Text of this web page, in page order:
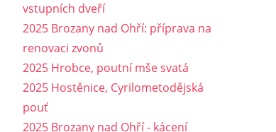
vstupních dveří
2025 Brozany nad Ohří: příprava na
renovaci zvonů
2025 Hrobce, poutní mše svatá
2025 Hostěnice, Cyrilometodějská
pouť
2025 Brozany nad Ohří - kácení